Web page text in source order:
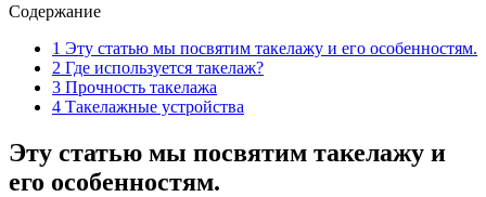
Содержание
1 Эту статью мы посвятим такелажу и его особенностям.
2 Где используется такелаж?
3 Прочность такелажа
4 Такелажные устройства
Эту статью мы посвятим такелажу и
его особенностям.